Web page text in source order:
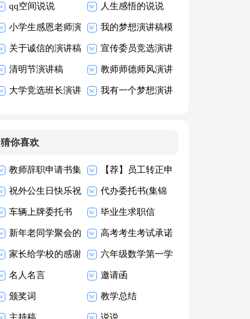
qq空间说说 人生感悟的说说
小学生感恩老师演
讲稿
我的梦想演讲稿模
板
关于诚信的演讲稿 宣传委员竞选演讲
稿
清明节演讲稿 教师师德师风演讲
稿
大学竞选班长演讲 我有一个梦想演讲
猜你喜欢
教师辞职申请书集
合15篇
【荐】员工转正申
请书
祝外公生日快乐祝
福语
代办委托书(集锦
15篇)
车辆上牌委托书 毕业生求职信
【热】
新年老同学聚会的
祝酒词
高考考生考试承诺
书15篇
家长给学校的感谢
信
六年级数学第一学
期教学工作总结
名人名言 邀请函
颁奖词 教学总结